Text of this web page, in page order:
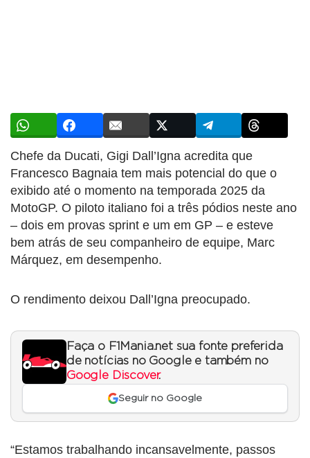
Chefe da Ducati, Gigi Dall’Igna acredita que
Francesco Bagnaia tem mais potencial do que o
exibido até o momento na temporada 2025 da
MotoGP. O piloto italiano foi a três pódios neste ano
– dois em provas sprint e um em GP – e esteve
bem atrás de seu companheiro de equipe, Marc
Márquez, em desempenho.
O rendimento deixou Dall’Igna preocupado.
Faça o F1Mania.net sua fonte preferida
de notícias no Google e também no
Google Discover.
Seguir no Google
“Estamos trabalhando incansavelmente, passos